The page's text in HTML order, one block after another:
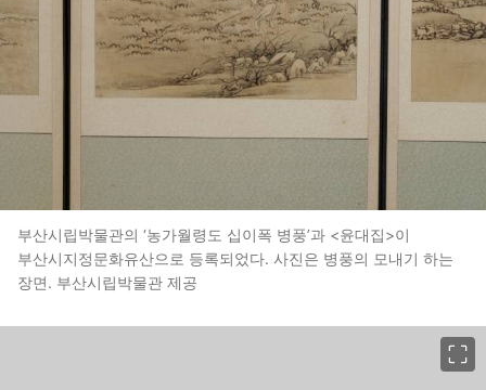
부산시립박물관의 ‘농가월령도 십이폭 병풍’과 <윤대집>이
부산시지정문화유산으로 등록되었다. 사진은 병풍의 모내기 하는
장면. 부산시립박물관 제공